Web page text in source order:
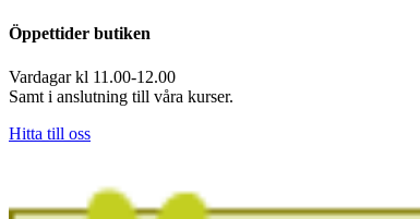
Öppettider butiken
Vardagar kl 11.00-12.00
Samt i anslutning till våra kurser.
Hitta till oss